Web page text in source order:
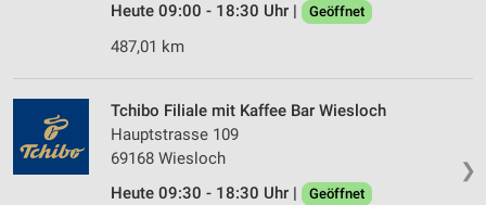
Heute 09:00 - 18:30 Uhr |
Geöffnet
487,01 km
❯
Tchibo Filiale mit Kaffee Bar Wiesloch
Hauptstrasse 109
69168 Wiesloch
Heute 09:30 - 18:30 Uhr |
Geöffnet